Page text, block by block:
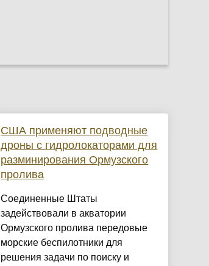
США применяют подводные
дроны с гидролокаторами для
разминирования Ормузского
пролива
Соединенные Штаты
задействовали в акватории
Ормузского пролива передовые
морские беспилотники для
решения задачи по поиску и